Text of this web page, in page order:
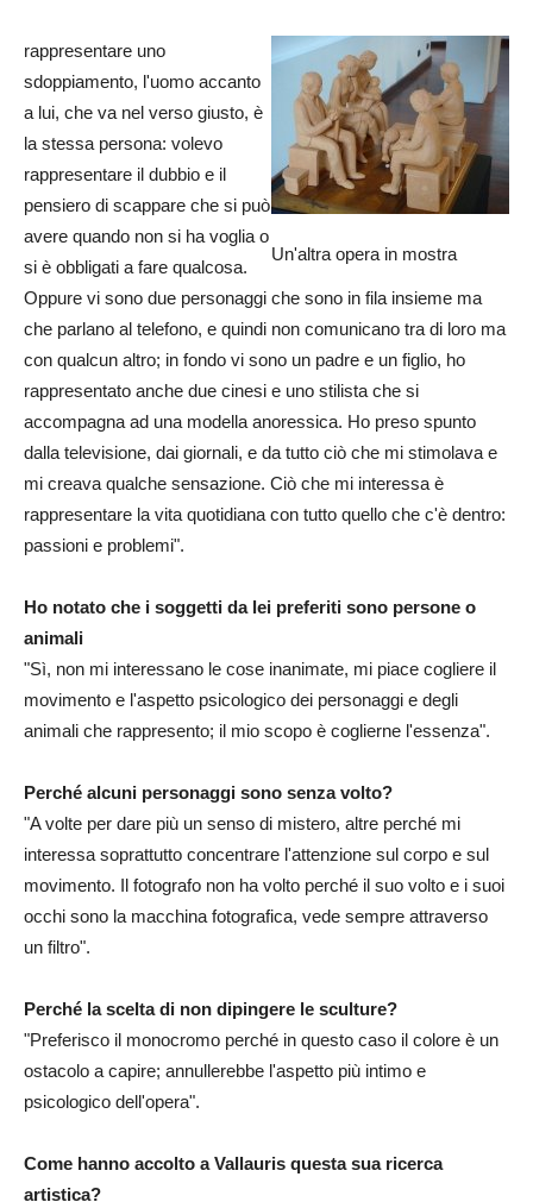
Un'altra opera in mostra
rappresentare uno
sdoppiamento, l'uomo accanto
a lui, che va nel verso giusto, è
la stessa persona: volevo
rappresentare il dubbio e il
pensiero di scappare che si può
avere quando non si ha voglia o
si è obbligati a fare qualcosa.
Oppure vi sono due personaggi che sono in fila insieme ma
che parlano al telefono, e quindi non comunicano tra di loro ma
con qualcun altro; in fondo vi sono un padre e un figlio, ho
rappresentato anche due cinesi e uno stilista che si
accompagna ad una modella anoressica. Ho preso spunto
dalla televisione, dai giornali, e da tutto ciò che mi stimolava e
mi creava qualche sensazione. Ciò che mi interessa è
rappresentare la vita quotidiana con tutto quello che c'è dentro:
passioni e problemi".
Ho notato che i soggetti da lei preferiti sono persone o
animali
"Sì, non mi interessano le cose inanimate, mi piace cogliere il
movimento e l'aspetto psicologico dei personaggi e degli
animali che rappresento; il mio scopo è coglierne l'essenza".
Perché alcuni personaggi sono senza volto?
"A volte per dare più un senso di mistero, altre perché mi
interessa soprattutto concentrare l'attenzione sul corpo e sul
movimento. Il fotografo non ha volto perché il suo volto e i suoi
occhi sono la macchina fotografica, vede sempre attraverso
un filtro".
Perché la scelta di non dipingere le sculture?
"Preferisco il monocromo perché in questo caso il colore è un
ostacolo a capire; annullerebbe l'aspetto più intimo e
psicologico dell'opera".
Come hanno accolto a Vallauris questa sua ricerca
artistica?